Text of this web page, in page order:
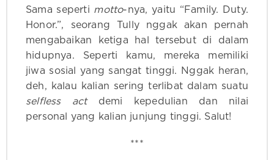
Sama seperti motto-nya, yaitu “Family. Duty.
Honor.”, seorang Tully nggak akan pernah
mengabaikan ketiga hal tersebut di dalam
hidupnya. Seperti kamu, mereka memiliki
jiwa sosial yang sangat tinggi. Nggak heran,
deh, kalau kalian sering terlibat dalam suatu
selfless actdemi kepedulian dan nilai
personal yang kalian junjung tinggi. Salut!
***